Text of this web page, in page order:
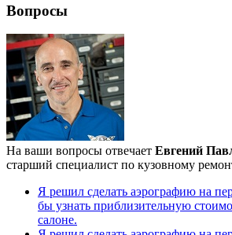
Вопросы
На ваши вопросы отвечает Евгений
старший специалист по кузовному
Я решил сделать аэрографию на
бы узнать приблизительную
салоне.